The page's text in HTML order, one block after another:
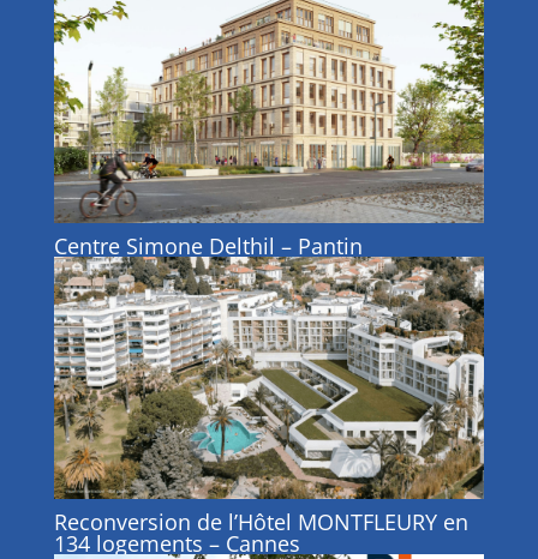
Centre Simone Delthil – Pantin
Reconversion de l’Hôtel MONTFLEURY en
134 logements – Cannes